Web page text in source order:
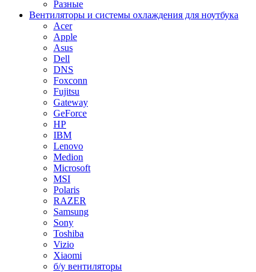
Разные
Вентиляторы и системы охлаждения для ноутбука
Acer
Apple
Asus
Dell
DNS
Foxconn
Fujitsu
Gateway
GeForce
HP
IBM
Lenovo
Medion
Microsoft
MSI
Polaris
RAZER
Samsung
Sony
Toshiba
Vizio
Xiaomi
б/у вентиляторы